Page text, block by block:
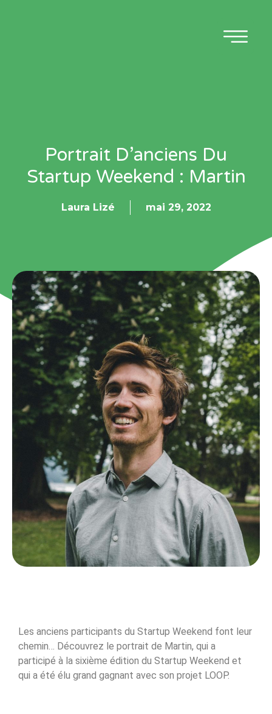
Portrait D’anciens Du
Startup Weekend : Martin
Laura Lizé mai 29, 2022
Les anciens participants du Startup Weekend font leur
chemin… Découvrez le portrait de Martin, qui a
participé à la sixième édition du Startup Weekend et
qui a été élu grand gagnant avec son projet LOOP.